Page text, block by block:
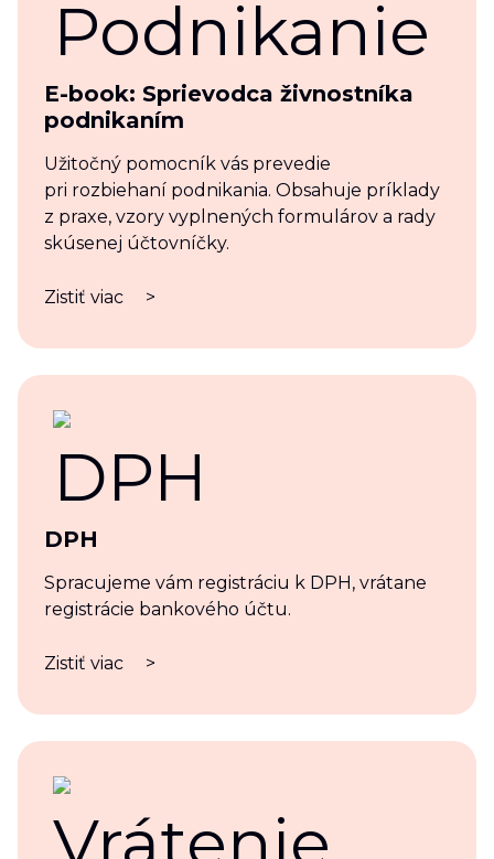
E-book: Sprievodca živnostníka
podnikaním
Užitočný pomocník vás prevedie
pri rozbiehaní podnikania. Obsahuje príklady
z praxe, vzory vyplnených formulárov a rady
skúsenej účtovníčky.
Zistiť viac >
DPH
Spracujeme vám registráciu k DPH, vrátane
registrácie bankového účtu.
Zistiť viac >